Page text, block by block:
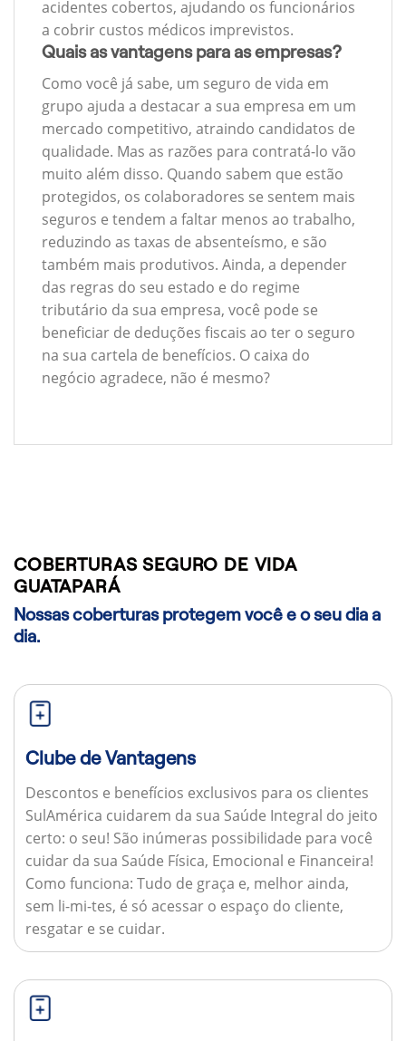
acidentes cobertos, ajudando os funcionários
a cobrir custos médicos imprevistos.
Quais as vantagens para as empresas?
Como você já sabe, um seguro de vida em
grupo ajuda a destacar a sua empresa em um
mercado competitivo, atraindo candidatos de
qualidade. Mas as razões para contratá-lo vão
muito além disso. Quando sabem que estão
protegidos, os colaboradores se sentem mais
seguros e tendem a faltar menos ao trabalho,
reduzindo as taxas de absenteísmo, e são
também mais produtivos. Ainda, a depender
das regras do seu estado e do regime
tributário da sua empresa, você pode se
beneficiar de deduções fiscais ao ter o seguro
na sua cartela de benefícios. O caixa do
negócio agradece, não é mesmo?
COBERTURAS SEGURO DE VIDA
GUATAPARÁ
Nossas coberturas protegem você e o seu dia a
dia.
Clube de Vantagens
Descontos e benefícios exclusivos para os clientes
SulAmérica cuidarem da sua Saúde Integral do jeito
certo: o seu! São inúmeras possibilidade para você
cuidar da sua Saúde Física, Emocional e Financeira!
Como funciona: Tudo de graça e, melhor ainda,
sem li-mi-tes, é só acessar o espaço do cliente,
resgatar e se cuidar.